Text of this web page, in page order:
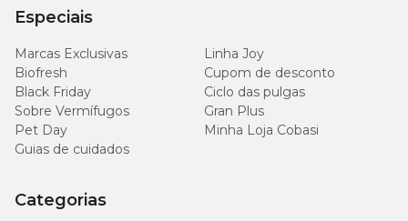
Especiais
Marcas Exclusivas
Linha Joy
Biofresh
Cupom de desconto
Black Friday
Ciclo das pulgas
Sobre Vermífugos
Gran Plus
Pet Day
Minha Loja Cobasi
Guias de cuidados
Categorias